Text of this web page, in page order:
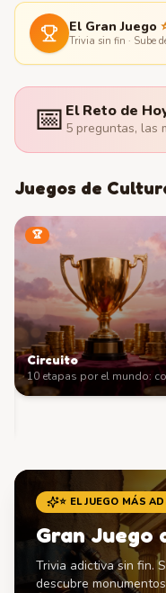
El Gran Juego
Trivia sin fin · Sube
📅 El Reto de
Juegos de
🏆
Circuito
⭐ EL JUEGO MÁS
Gran Juego
Trivia adictiva sin fin.
descubre